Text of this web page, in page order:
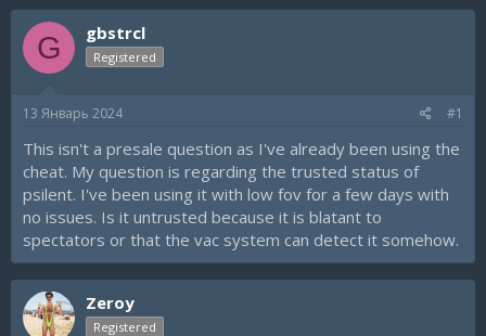
т
о
р
т
м
т
а
н
а
а
G gbstrcl
Registered
13 Январь 2024 #1
This isn't a presale question as I've already been using the
cheat. My question is regarding the trusted status of
psilent. I've been using it with low fov for a few days with
no issues. Is it untrusted because it is blatant to
spectators or that the vac system can detect it somehow.
Zeroy
Registered